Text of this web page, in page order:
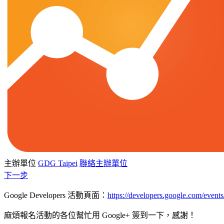
主辦單位 GDG Taipei 聯絡主辦單位
下一步
Google Developers 活動頁面： https://developers.google.com/
麻煩報名活動的各位幫忙用 Google+ 簽到一下，感謝！